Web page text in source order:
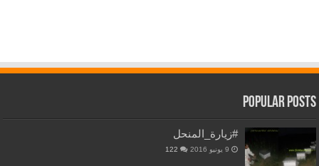
Popular Posts
#زيارة_المنحل
9 يونيو 2016 122